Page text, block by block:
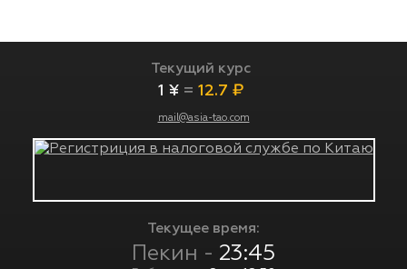
Текущий курс
1 ¥ = 12.7 ₽
mail@asia-tao.com
Текущее время:
Пекин - 23:45